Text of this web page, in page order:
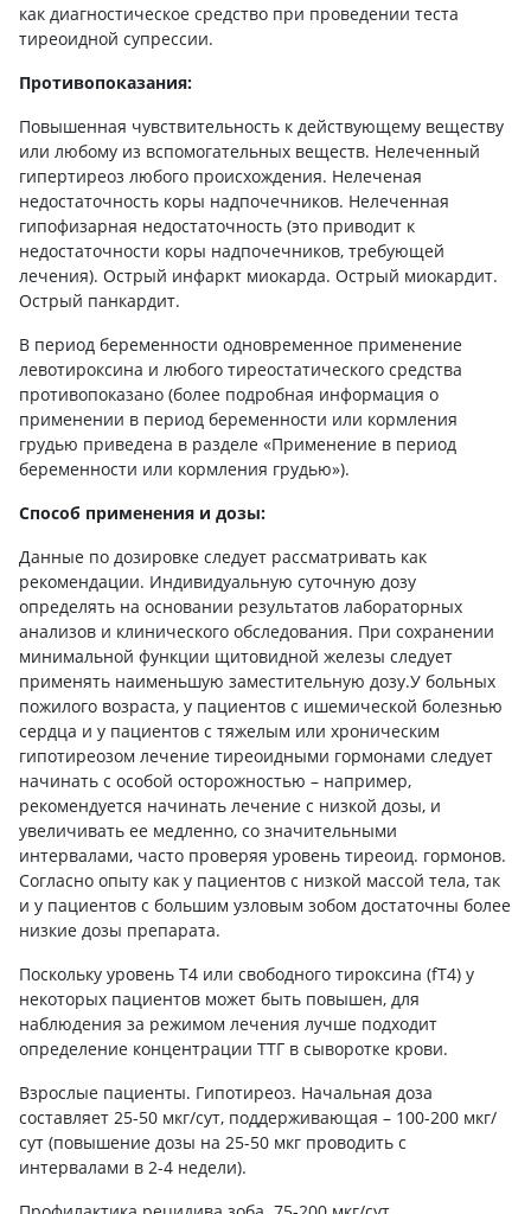
как диагностическое средство при проведении теста
тиреоидной супрессии.
Противопоказания:
Повышенная чувствительность к действующему веществу
или любому из вспомогательных веществ. Нелеченный
гипертиреоз любого происхождения. Нелеченая
недостаточность коры надпочечников. Нелеченная
гипофизарная недостаточность (это приводит к
недостаточности коры надпочечников, требующей
лечения). Острый инфаркт миокарда. Острый миокардит.
Острый панкардит.
В период беременности одновременное применение
левотироксина и любого тиреостатического средства
противопоказано (более подробная информация о
применении в период беременности или кормления
грудью приведена в разделе «Применение в период
беременности или кормления грудью»).
Способ применения и дозы:
Данные по дозировке следует рассматривать как
рекомендации. Индивидуальную суточную дозу
определять на основании результатов лабораторных
анализов и клинического обследования. При сохранении
минимальной функции щитовидной железы следует
применять наименьшую заместительную дозу.У больных
пожилого возраста, у пациентов с ишемической болезнью
сердца и у пациентов с тяжелым или хроническим
гипотиреозом лечение тиреоидными гормонами следует
начинать с особой осторожностью – например,
рекомендуется начинать лечение с низкой дозы, и
увеличивать ее медленно, со значительными
интервалами, часто проверяя уровень тиреоид. гормонов.
Согласно опыту как у пациентов с низкой массой тела, так
и у пациентов с большим узловым зобом достаточны более
низкие дозы препарата.
Поскольку уровень Т4 или свободного тироксина (fТ4) у
некоторых пациентов может быть повышен, для
наблюдения за режимом лечения лучше подходит
определение концентрации ТТГ в сыворотке крови.
Взрослые пациенты. Гипотиреоз. Начальная доза
составляет 25-50 мкг/сут, поддерживающая – 100-200 мкг/
сут (повышение дозы на 25-50 мкг проводить с
интервалами в 2-4 недели).